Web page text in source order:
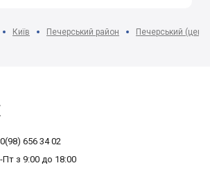
Київ Печерський район Печерський
656 34 02
Пт з 9:00 до 18:00